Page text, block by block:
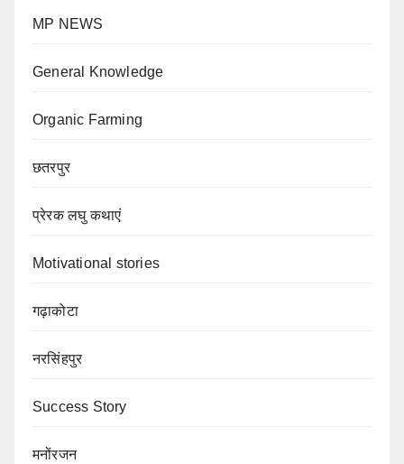
MP NEWS
General Knowledge
Organic Farming
छतरपुर
प्रेरक लघु कथाएं
Motivational stories
गढ़ाकोटा
नरसिंहपुर
Success Story
मनोंरजन